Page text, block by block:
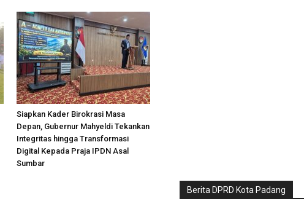
Siapkan Kader Birokrasi Masa
Depan, Gubernur Mahyeldi Tekankan
Integritas hingga Transformasi
Digital Kepada Praja IPDN Asal
Sumbar
Berita DPRD Kota Padang